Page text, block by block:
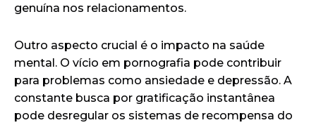
genuína nos relacionamentos.
Outro aspecto crucial é o impacto na saúde
mental. O vício em pornografia pode contribuir
para problemas como ansiedade e depressão. A
constante busca por gratificação instantânea
pode desregular os sistemas de recompensa do